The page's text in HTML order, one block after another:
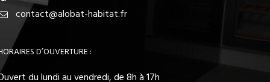
contact@alobat-habitat.fr
D’OUVERTURE :
du lundi au vendredi, de 8h à 17h